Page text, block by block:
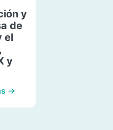
y
de
el
y
→